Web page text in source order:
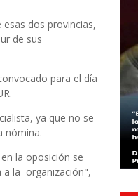
dos provincias,
de sus
para el día
ya que no se
nómina.
la oposición se
a la organización",